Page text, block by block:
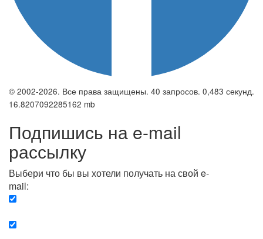
© 2002-2026. Все права защищены. 40 запросов. 0,483 секунд.
16.8207092285162 mb
Подпишись на e-mail
рассылку
Выбери что бы вы хотели получать на свой e-
mail: